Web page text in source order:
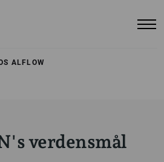
ALFLOW
verdensmål